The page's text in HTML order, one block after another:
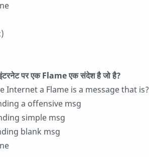
पर एक Flame एक संदेश है जो है?
Internet a Flame is a message that is?
a offensive msg
simple msg
blank msg